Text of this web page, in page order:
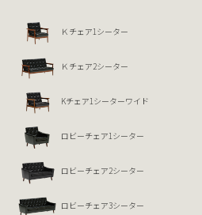
Ｋチェア1シーター
Ｋチェア2シーター
Kチェア1シーターワイド
ロビーチェア1シーター
ロビーチェア2シーター
ロビーチェア3シーター